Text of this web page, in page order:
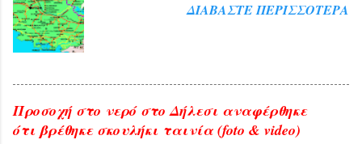
ΔΙΑΒΆΣΤΕ ΠΕΡΙΣΣΌΤΕΡΑ
Προσοχή στο νερό στο Δήλεσι αναφέρθηκε
ότι βρέθηκε σκουλήκι ταινία (foto & video)